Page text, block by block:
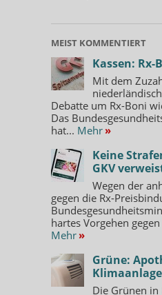
MEIST KOMMENTIERT
Kassen:
Mit dem
Debatte um Rx-Boni
Das
hat... Mehr »
Keine
GKV
Wegen der
gegen die Rx-
hartes Vorgehen
Mehr »
Grüne:
Die Grünen in